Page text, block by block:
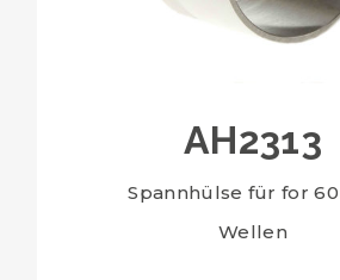
AH2313
Spannhülse für for
Wellen